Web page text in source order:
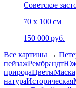
Советское
70 х 100 см
150 000 руб.
Все картины →
пейзажРембрандт
природаЦветы
натураИсторическая